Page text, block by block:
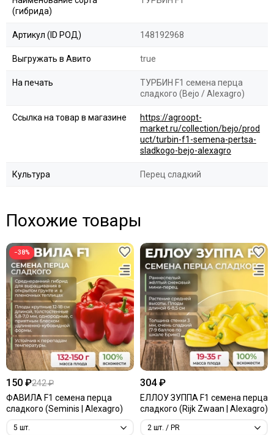
(гибрида)
Артикул (ID РОД) 148192968
Выгружать в Авито true
На печать
ТУРБИН F1 семена перца
сладкого (Bejo / Alexagro)
Ссылка на товар в магазине
https://agroopt-
market.ru/collection/bejo/prod
uct/turbin-f1-semena-pertsa-
sladkogo-bejo-alexagro
Культура Перец сладкий
Похожие товары
−38%
150 ₽242 ₽
ФАВИЛА F1 семена перца
сладкого (Seminis | Alexagro)
304 ₽
ЕЛЛОУ ЗУППА F1 семена перца
сладкого (Rijk Zwaan | Alexagro)